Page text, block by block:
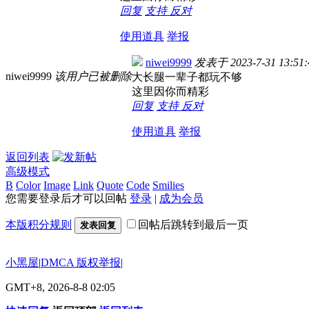
回复 支持 反对
使用道具 举报
niwei9999 该用户已被删除
niwei9999 发表于2023-7-31
大长腿一辈子都玩不够
这里因你而精彩
回复 支持 反对
使用道具 举报
返回列表
高级模式
B Color Image Link Quote Code Smilies
您需要登录后才可以回帖 登录 | 成为会员
本版积分规则 发表回复 回帖后跳转到最后一页
小黑屋|DMCA 版权举报|
GMT+8, 2026-8-8 02:05